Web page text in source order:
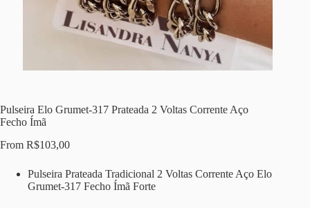
Pulseira Elo Grumet-317 Prateada 2 Voltas Corrente Aço
Fecho Ímã
From R$103,00
Pulseira Prateada Tradicional 2 Voltas Corrente Aço Elo
Grumet-317 Fecho Ímã Forte